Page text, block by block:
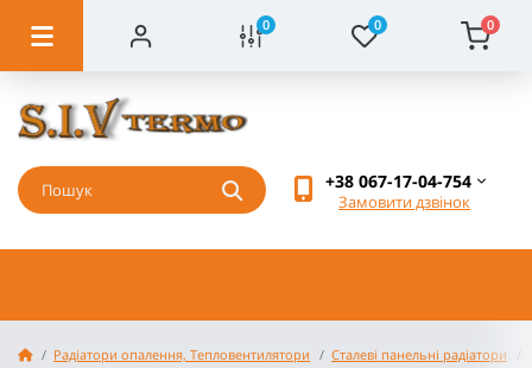
0 0 0
+38 067-17-04-754
Замовити дзвінок
Радіатори опалення, Тепловентилятори Сталеві панельні радіатори